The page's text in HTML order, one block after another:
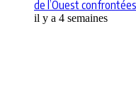
de l’Ouest
il y a 4 semaines